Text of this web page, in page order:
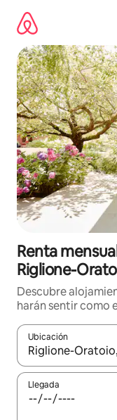
contenido
Renta
Riglione-
Descubre
harán sentir como
Ubicación
Cuando los
Llegada